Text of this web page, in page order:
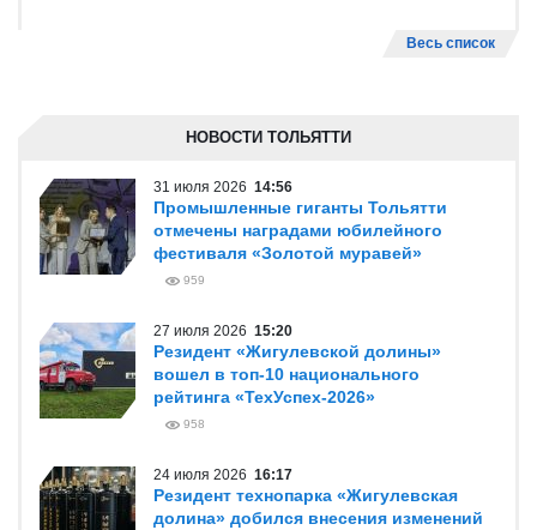
Весь список
НОВОСТИ ТОЛЬЯТТИ
31 июля 2026 14:56
Промышленные гиганты Тольятти
отмечены наградами юбилейного
фестиваля «Золотой муравей»
959
27 июля 2026 15:20
Резидент «Жигулевской долины»
вошел в топ-10 национального
рейтинга «ТехУспех-2026»
958
24 июля 2026 16:17
Резидент технопарка «Жигулевская
долина» добился внесения изменений